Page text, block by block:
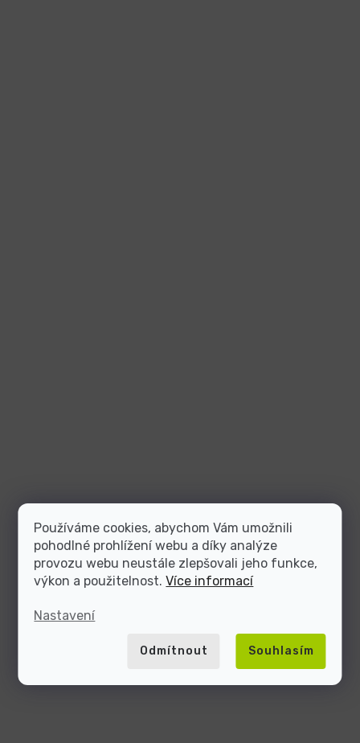
Používáme cookies, abychom Vám umožnili
pohodlné prohlížení webu a díky analýze
provozu webu neustále zlepšovali jeho funkce,
výkon a použitelnost.Více informací
Nastavení
Odmítnout Souhlasím